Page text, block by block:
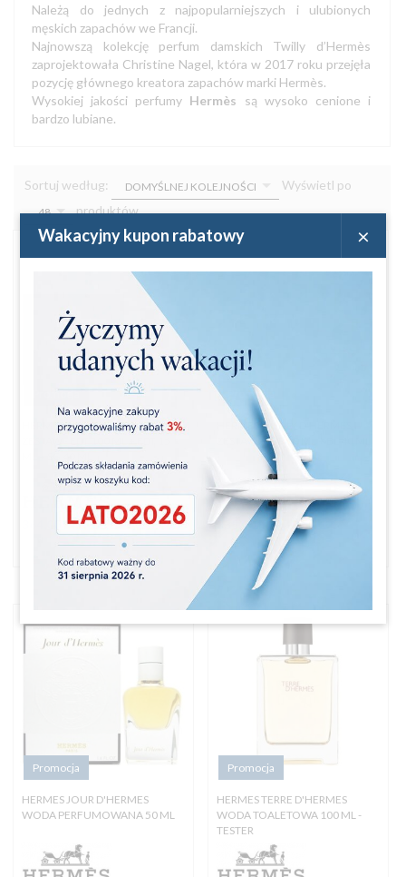
Należą do jednych z najpopularniejszych i ulubionych
męskich zapachów we Francji.
Najnowszą kolekcję perfum damskich Twilly d’Hermès
zaprojektowała Christine Nagel, która w 2017 roku przejęła
pozycję głównego kreatora zapachów marki Hermès.
Wysokiej jakości perfumy Hermès są wysoko cenione i
bardzo lubiane.
Sortuj według: sortDOMYŚLNEJ KOLEJNOŚCI Wyświetl po
48 produktów
HERMES TERRE D'HERMES
Promocja
PLN 384,00 PLN
Oszczędzasz 20.00 PLN
HERMES TWILLY D'HERMES
ZESTAW - EDP 50 ML + BL 40 ML
Promocja
00 PLN 349,00 PLN
Oszczędzasz 14.00 PLN
HERMES JOUR D'HERMES
WODA PERFUMOWANA 50 ML
Promocja
HERMES TERRE D'HERMES
WODA TOALETOWA 100 ML -
TESTER
Promocja
×
Wakacyjny kupon rabatowy